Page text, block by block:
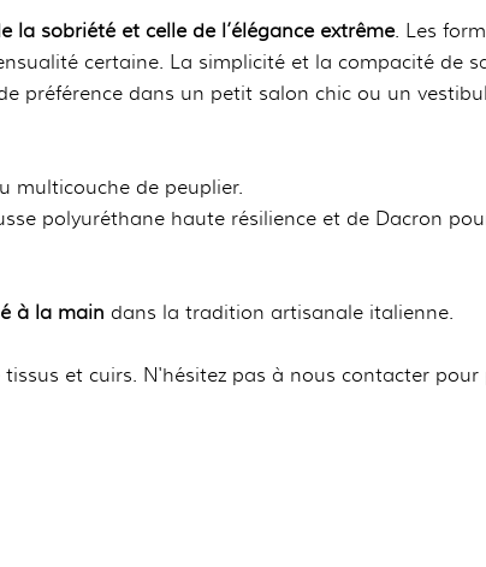
sobriété et celle de l’élégance extrême. Les
certaine. La simplicité et la compacité de
préférence dans un petit salon chic ou un
multicouche de peuplier.
polyuréthane haute résilience et de Dacron
à la main dans la tradition artisanale italienne.
et cuirs. N'hésitez pas à nous contacter